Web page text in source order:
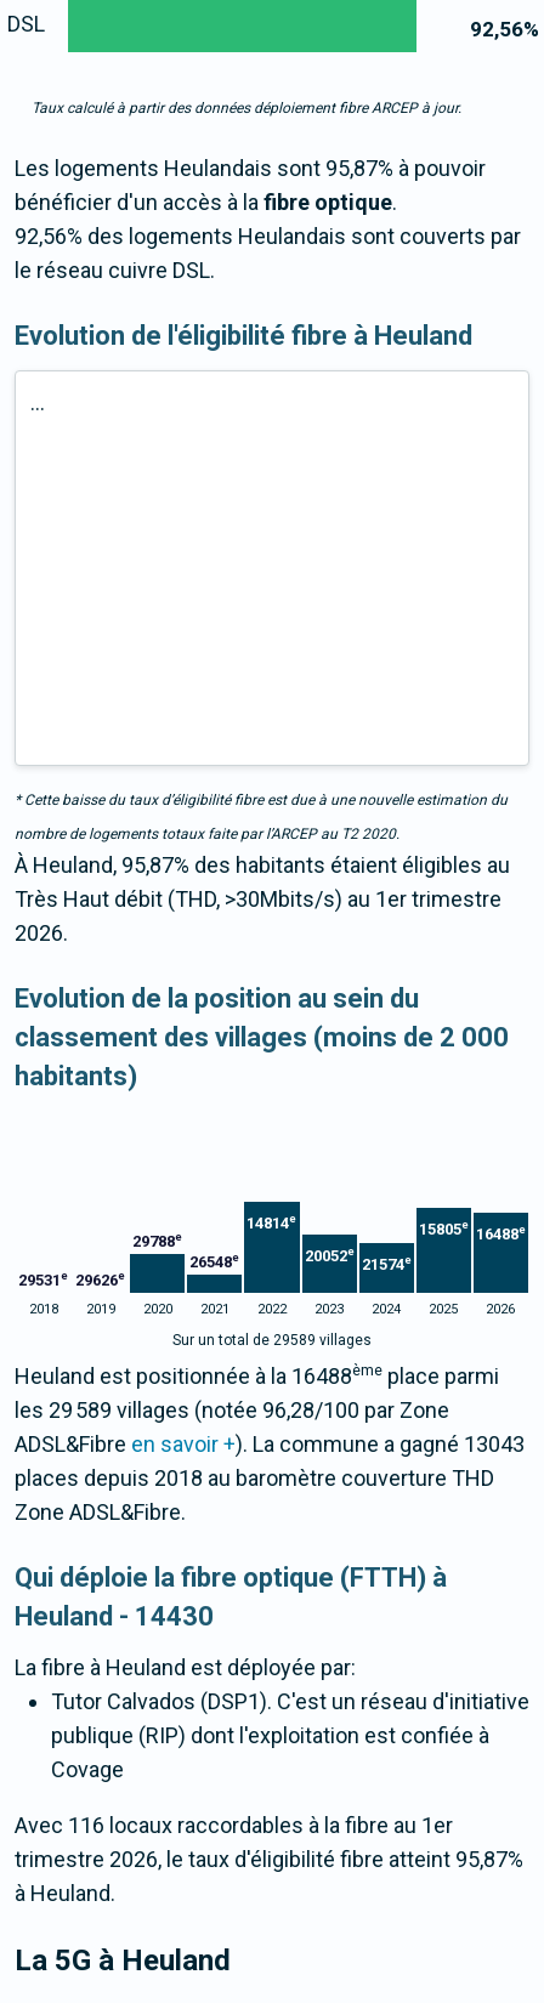
92,56%
DSL
Taux calculé à partir des données déploiement fibre ARCEP à jour.
Les logements Heulandais sont 95,87% à pouvoir
bénéficier d'un accès à lafibre optique.
92,56% des logements Heulandais sont couverts par
le réseau cuivre DSL.
Evolution de l'éligibilité fibre à Heuland
...
* Cette baisse du taux d’éligibilité fibre est due à une nouvelle estimation du
nombre de logements totaux faite par l’ARCEP au T2 2020.
À Heuland, 95,87% des habitants étaient éligibles au
Très Haut débit (THD, >30Mbits/s) au 1er trimestre
2026.
Evolution de la position au sein du
classement des villages (moins de 2 000
habitants)
29531e 29626e
29788e
26548e
14814e
20052e
21574e
15805e
16488e
2018 2019 2020 2021 2022 2023 2024 2025 2026
Sur un total de 29589 villages
Heuland est positionnée à la 16488ème place parmi
les 29 589 villages (notée 96,28/100 par Zone
ADSL&Fibre en savoir +). La commune a gagné 13043
places depuis 2018 au baromètre couverture THD
Zone ADSL&Fibre.
Qui déploie la fibre optique (FTTH) à
Heuland - 14430
La fibre à Heuland est déployée par:
Tutor Calvados (DSP1). C'est un réseau d'initiative
publique (RIP) dont l'exploitation est confiée à
Covage
Avec 116 locaux raccordables à la fibre au 1er
trimestre 2026, le taux d'éligibilité fibre atteint 95,87%
à Heuland.
La 5G à Heuland